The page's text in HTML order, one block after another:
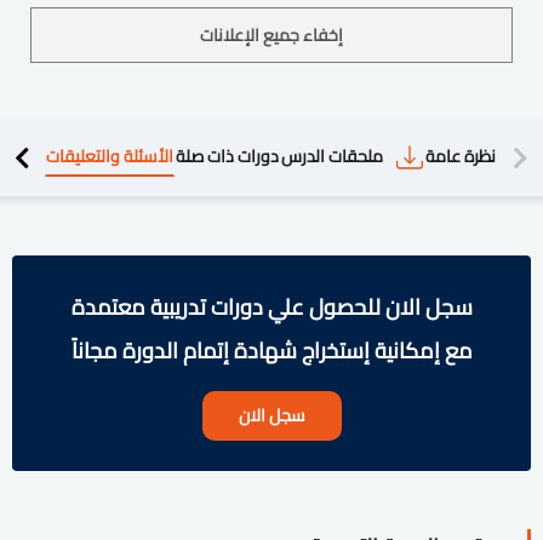
إخفاء جميع الإعلانات
نظرة عامة ملحقات الدرسدورات ذات صلةالأسئلة والتعليقات
سجل الان للحصول علي دورات تدريبية معتمدة
مع إمكانية إستخراج شهادة إتمام الدورة مجاناً
سجل الان